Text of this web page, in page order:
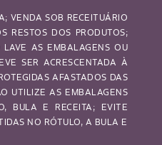
VENDA SOB RECEITUÁRIO
RESTOS DOS PRODUTOS;
LAVE AS EMBALAGENS OU
SER ACRESCENTADA À
AFASTADOS DAS
UTILIZE AS EMBALAGENS
BULA E RECEITA; EVITE
NO RÓTULO, A BULA E